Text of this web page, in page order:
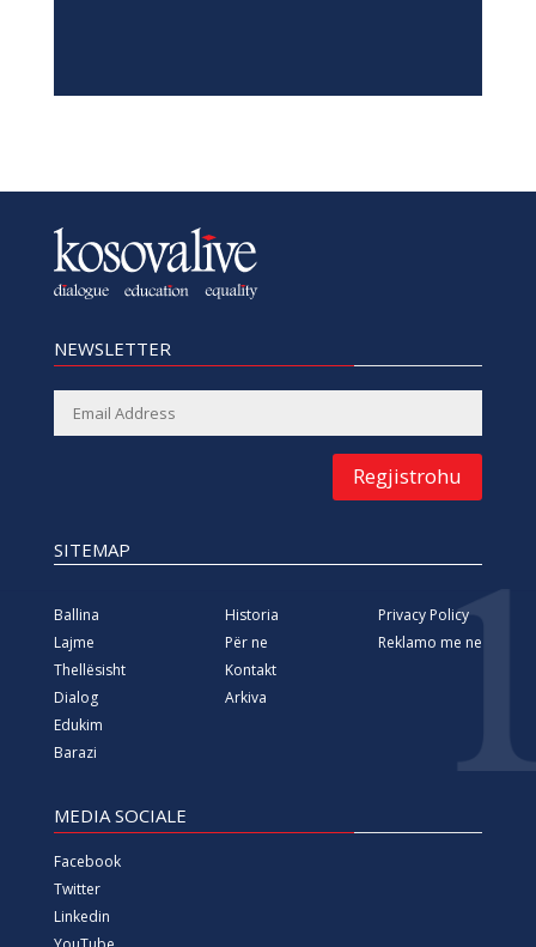
NEWSLETTER
Regjistrohu
SITEMAP
Ballina
Lajme
Thellësisht
Dialog
Edukim
Barazi
Historia
Për ne
Kontakt
Arkiva
Privacy Policy
Reklamo me ne
MEDIA SOCIALE
Facebook
Twitter
Linkedin